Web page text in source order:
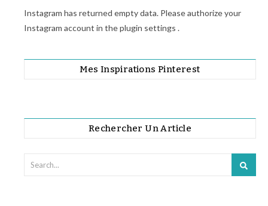
Instagram has returned empty data. Please authorize your
Instagram account in theplugin settings .
Mes Inspirations Pinterest
Rechercher Un Article